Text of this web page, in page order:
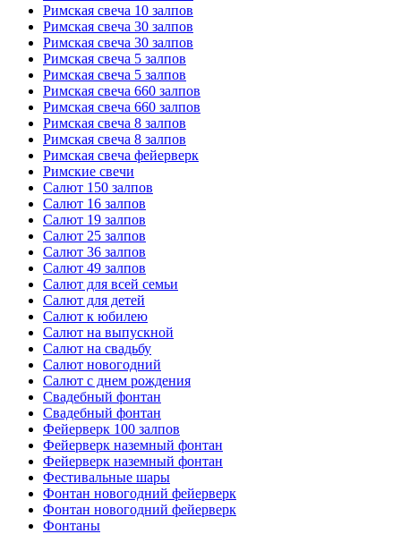
Римская свеча 10 залпов
Римская свеча 30 залпов
Римская свеча 30 залпов
Римская свеча 5 залпов
Римская свеча 5 залпов
Римская свеча 660 залпов
Римская свеча 660 залпов
Римская свеча 8 залпов
Римская свеча 8 залпов
Римская свеча фейерверк
Римские свечи
Салют 150 залпов
Салют 16 залпов
Салют 19 залпов
Салют 25 залпов
Салют 36 залпов
Салют 49 залпов
Салют для всей семьи
Салют для детей
Салют к юбилею
Салют на выпускной
Салют на свадьбу
Салют новогодний
Салют с днем рождения
Свадебный фонтан
Свадебный фонтан
Фейерверк 100 залпов
Фейерверк наземный фонтан
Фейерверк наземный фонтан
Фестивальные шары
Фонтан новогодний фейерверк
Фонтан новогодний фейерверк
Фонтаны